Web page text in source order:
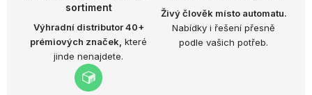
sortiment
Výhradní distributor 40+
prémiových značek, které
jinde nenajdete.
Živý člověk místo automatu.
Nabídky i řešení přesně
podle vašich potřeb.